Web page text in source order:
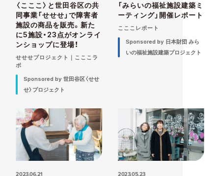
〈こここ〉と世田谷区の共
同事業「せせせ」で障害者
施設の商品を販売。新た
に5施設・23点がオンライ
ンショップに登場！
せせせプロジェクト｜こここラ
ボ
Sponsored by 世田谷区〈せせ
せ〉プロジェクト
「みらいの福祉施設建築ミ
ーティング」開催レポート
こここレポート
Sponsored by 日本財団 みら
いの福祉施設建築プロジェクト
2023.06.21 2023.05.23